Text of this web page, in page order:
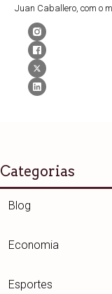
Juan Caballero, com o
Categorias
Blog
Economia
Esportes